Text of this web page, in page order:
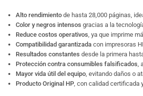
Alto rendimiento de hasta 28,000 páginas,
Color y negros intensos gracias a la
Reduce costos operativos, ya que imprime
Compatibilidad garantizada con impresoras
Resultados constantes desde la primera
Protección contra consumibles falsificados,
Mayor vida útil del equipo, evitando daños o
Producto Original HP, con calidad certificada